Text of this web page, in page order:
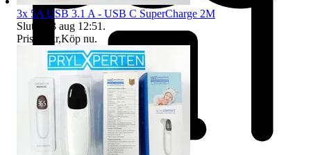
3x 5A USB 3.1 A - USB C SuperCharge 2M
Sluttid
13 aug 12:51 .
Pris:
98 kr,Köp nu.